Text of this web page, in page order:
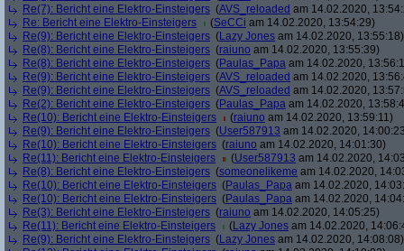
Re(7): Bericht eine Elektro-Einsteigers (AVS_reloaded am 14.02.2020,
Re: Bericht eine Elektro-Einsteigers
(SeCCi am 14.02.2020, 13:54:29)
Re(9): Bericht eine Elektro-Einsteigers (Lazy Jones am 14.02.2020, 13:55:18)
Re(8): Bericht eine Elektro-Einsteigers (raiuno am 14.02.2020, 13:55:39)
Re(8): Bericht eine Elektro-Einsteigers (Paulas_Papa am 14.02.2020,
Re(9): Bericht eine Elektro-Einsteigers (AVS_reloaded am 14.02.2020,
Re(9): Bericht eine Elektro-Einsteigers (AVS_reloaded am 14.02.2020,
Re(2): Bericht eine Elektro-Einsteigers (Paulas_Papa am 14.02.2020,
Re(10): Bericht eine Elektro-Einsteigers
(raiuno am 14.02.2020, 13:59:11)
Re(9): Bericht eine Elektro-Einsteigers (User587913 am 14.02.2020,
Re(10): Bericht eine Elektro-Einsteigers (raiuno am 14.02.2020, 14:01:30)
Re(11): Bericht eine Elektro-Einsteigers
(User587913 am 14.02.2020,
Re(8): Bericht eine Elektro-Einsteigers (someonelikeme am 14.02.2020,
Re(10): Bericht eine Elektro-Einsteigers (Paulas_Papa am 14.02.2020,
Re(10): Bericht eine Elektro-Einsteigers (Paulas_Papa am 14.02.2020,
Re(3): Bericht eine Elektro-Einsteigers (raiuno am 14.02.2020, 14:05:25)
Re(11): Bericht eine Elektro-Einsteigers
(Lazy Jones am 14.02.2020,
Re(9): Bericht eine Elektro-Einsteigers (Lazy Jones am 14.02.2020, 14:08:08)